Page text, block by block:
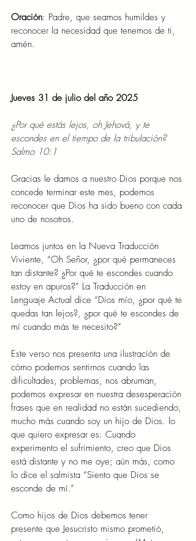
Oración: Padre, que seamos humildes y
reconocer la necesidad que tenemos de ti,
amén.
Jueves 31 de julio del año 2025
¿Por qué estás lejos, oh Jehová, y te
escondes en el tiempo de la tribulación?
Salmo 10:1
Gracias le damos a nuestro Dios porque nos
concede terminar este mes, podemos
reconocer que Dios ha sido bueno con cada
uno de nosotros.
Leamos juntos en la Nueva Traducción
Viviente, “Oh Señor, ¿por qué permaneces
tan distante? ¿Por qué te escondes cuando
estoy en apuros?” La Traducción en
Lenguaje Actual dice “Dios mío, ¿por qué te
quedas tan lejos?, ¿por qué te escondes de
mí cuando más te necesito?”
Este verso nos presenta una ilustración de
cómo podemos sentirnos cuando las
dificultades, problemas, nos abruman,
podemos expresar en nuestra desesperación
frases que en realidad no están sucediendo,
mucho más cuando soy un hijo de Dios. lo
que quiero expresar es: Cuando
experimento el sufrimiento, creo que Dios
está distante y no me oye; aún más, como
lo dice el salmista “Siento que Dios se
esconde de mí.”
Como hijos de Dios debemos tener
presente que Jesucristo mismo prometió,